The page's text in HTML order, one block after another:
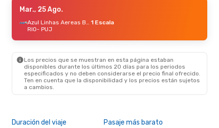
Mar., 25 Ago.
Azul Linhas Aereas Brasileiras 1 Escala
RIO- PUJ
Los precios que se muestran en esta página estaban
disponibles durante los últimos 20 días para los periodos
especificados y no deben considerarse el precio final ofrecido.
Ten en cuenta que la disponibilidad y los precios están sujetos
a cambios.
Duración del viaje Pasaje más barato